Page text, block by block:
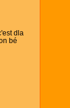
dla
bé